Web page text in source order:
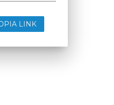
LINK